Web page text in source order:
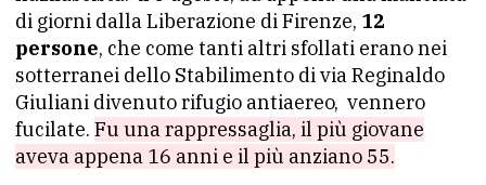
di giorni dalla Liberazione di Firenze, 12
persone, che come tanti altri sfollati erano nei
sotterranei dello Stabilimento di via Reginaldo
Giuliani divenuto rifugio antiaereo, vennero
fucilate. Fu una rappressaglia, il più giovane
aveva appena 16 anni e il più anziano 55.